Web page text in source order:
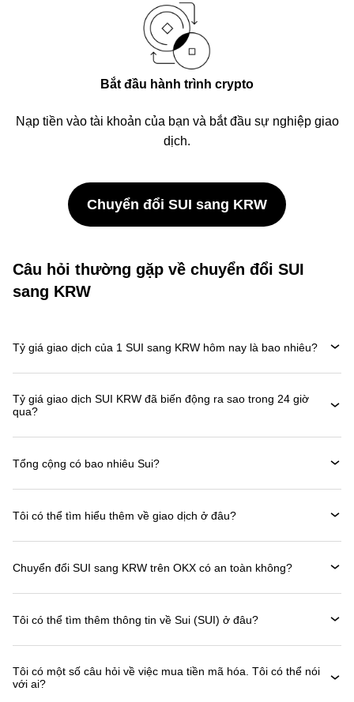
Bắt đầu hành trình crypto
Nạp tiền vào tài khoản của bạn và bắt đầu sự nghiệp giao
dịch.
Chuyển đổi SUI sang KRW
Câu hỏi thường gặp về chuyển đổi SUI
sang KRW
Tỷ giá giao dịch của 1 SUI sang KRW hôm nay là bao nhiêu?
Tỷ giá giao dịch SUI KRW đã biến động ra sao trong 24 giờ
qua?
Tổng cộng có bao nhiêu Sui?
Tôi có thể tìm hiểu thêm về giao dịch ở đâu?
Chuyển đổi SUI sang KRW trên OKX có an toàn không?
Tôi có thể tìm thêm thông tin về Sui (SUI) ở đâu?
Tôi có một số câu hỏi về việc mua tiền mã hóa. Tôi có thể nói
với ai?